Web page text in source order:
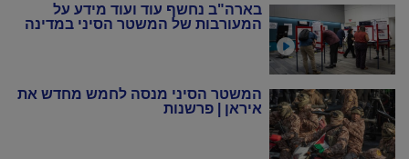
בארה"ב נחשף עוד ועוד מידע על
המעורבות של המשטר הסיני במדינה
המשטר הסיני מנסה לחמש מחדש את
איראן | פרשנות